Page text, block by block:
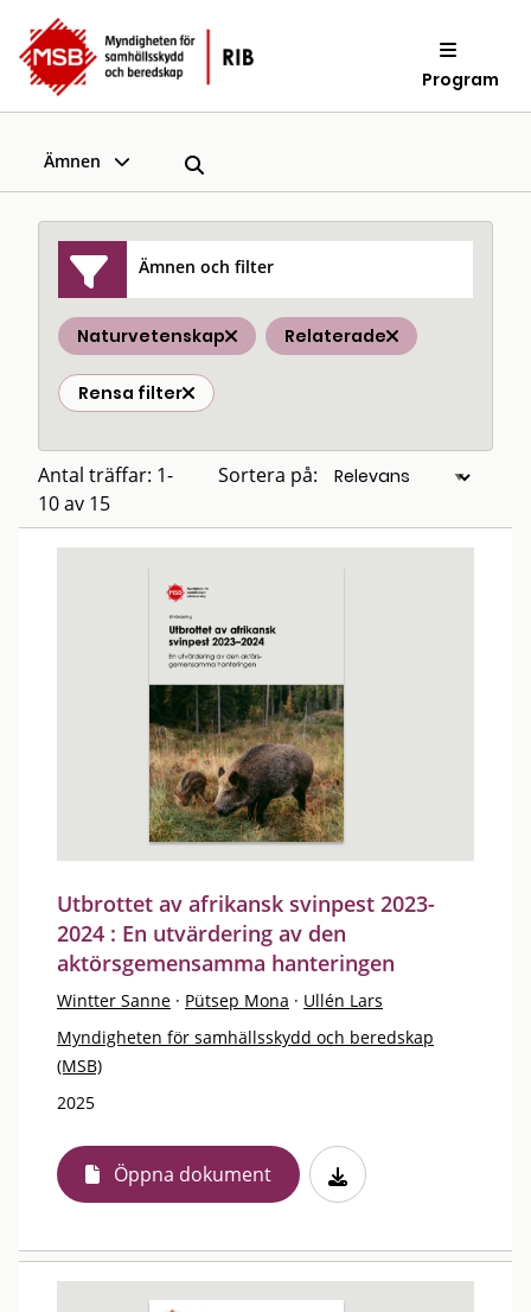
Program
Ämnen
Ämnen och filter
Naturvetenskap Relaterade
Rensa filter
Antal träffar: 1-
10 av 15
Sortera på:
Utbrottet av afrikansk svinpest 2023-
2024 : En utvärdering av den
aktörsgemensamma hanteringen
Wintter Sanne · Pütsep Mona · Ullén Lars
Myndigheten för samhällsskydd och beredskap
(MSB)
2025
Öppna dokument